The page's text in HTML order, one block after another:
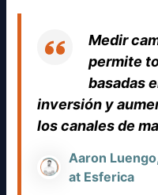
Medir
permite
basadas
inversión y
los canales de
Aaron
at Esferica